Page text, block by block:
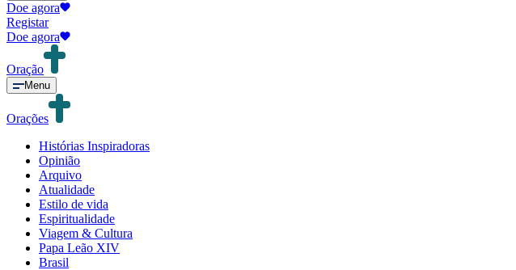
Doe agora
Registar
Doe agora
Oração
Menu
Orações
Histórias Inspiradoras
Opinião
Arquivo
Atualidade
Estilo de vida
Espiritualidade
Viagem & Cultura
Papa Leão XIV
Brasil